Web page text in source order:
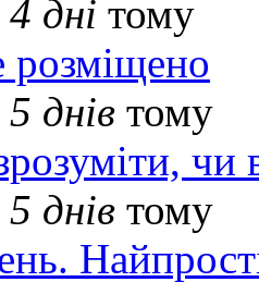
дні тому
розміщено
днів тому
чи
днів тому